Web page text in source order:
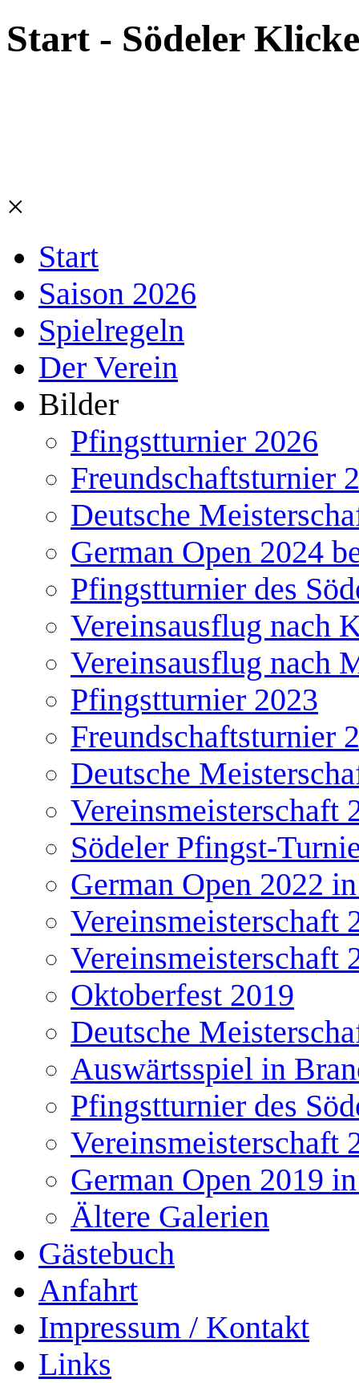
Start - Södeler
×
Start
Saison 2026
Spielregeln
Der Verein
Bilder
Pfingstturnier 2026
Freundschaftsturnier
Deutsche
German Open 2024
Pfingstturnier des
Vereinsausflug nach
Vereinsausflug nach
Pfingstturnier 2023
Freundschaftsturnier
Deutsche
Vereinsmeisterschaft
Södeler Pfingst-
German Open 2022
Vereinsmeisterschaft
Vereinsmeisterschaft
Oktoberfest 2019
Deutsche
Auswärtsspiel in
Pfingstturnier des
Vereinsmeisterschaft
German Open 2019
Ältere Galerien
Gästebuch
Anfahrt
Impressum / Kontakt
Links